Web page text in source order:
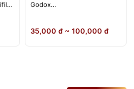
Godox
860III, Yongnuo 560II/565EX,
35,000 đ ~ 100,000 đ